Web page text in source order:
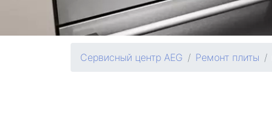
Сервисный центр AEG Ремонт плиты